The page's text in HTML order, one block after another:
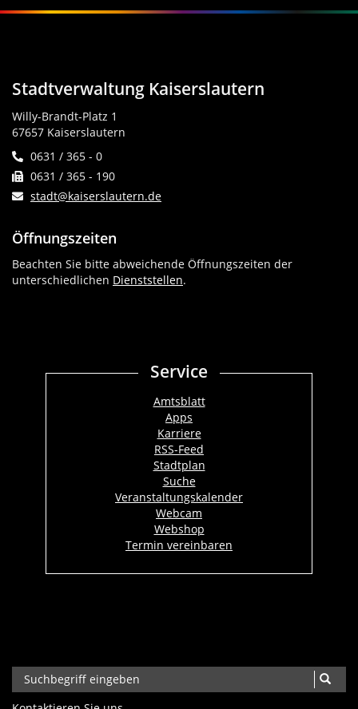
Stadtverwaltung Kaiserslautern
Willy-Brandt-Platz 1
67657 Kaiserslautern
0631 / 365 - 0
0631 / 365 - 190
stadt@kaiserslautern.de
Öffnungszeiten
Beachten Sie bitte abweichende Öffnungszeiten der
unterschiedlichen Dienststellen.
Service
Amtsblatt
Apps
Karriere
RSS-Feed
Stadtplan
Suche
Veranstaltungskalender
Webcam
Webshop
Termin vereinbaren